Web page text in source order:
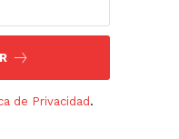
de Privacidad .